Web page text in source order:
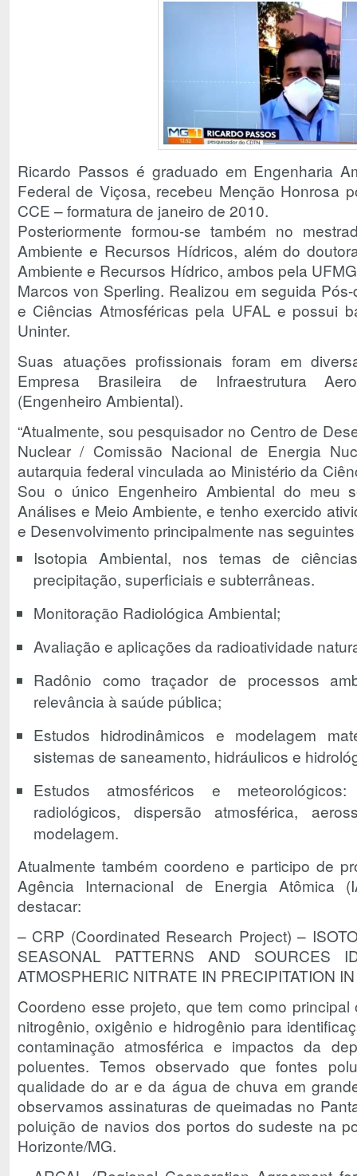
Ricardo Passos é graduado em Engenharia
Federal de Viçosa, recebeu Menção Honrosa
CCE – formatura de janeiro de 2010.
Posteriormente formou-se também no
Ambiente e Recursos Hídricos, além do
Ambiente e Recursos Hídrico, ambos pela
Marcos von Sperling. Realizou em seguida
e Ciências Atmosféricas pela UFAL e possui
Uninter.
Suas atuações profissionais foram em
Empresa Brasileira de Infraestrutura
(Engenheiro Ambiental).
“Atualmente, sou pesquisador no Centro de
Nuclear / Comissão Nacional de Energia
autarquia federal vinculada ao Ministério da
Sou o único Engenheiro Ambiental do meu
Análises e Meio Ambiente, e tenho exercido
e Desenvolvimento principalmente nas
Isotopia Ambiental, nos temas de
precipitação, superficiais e subterrâneas.
Monitoração Radiológica Ambiental;
Avaliação e aplicações da radioatividade
Radônio como traçador de processos
relevância à saúde pública;
Estudos hidrodinâmicos e modelagem
sistemas de saneamento, hidráulicos e
Estudos atmosféricos e
radiológicos, dispersão atmosférica,
modelagem.
Atualmente também coordeno e participo de
Agência Internacional de Energia Atômica
destacar:
– CRP (Coordinated Research Project) –
SEASONAL PATTERNS AND SOURCES
ATMOSPHERIC NITRATE IN PRECIPITATION
Coordeno esse projeto, que tem como
nitrogênio, oxigênio e hidrogênio para
contaminação atmosférica e impactos da
poluentes. Temos observado que fontes
qualidade do ar e da água de chuva em
observamos assinaturas de queimadas no
poluição de navios dos portos do sudeste na
Horizonte/MG.